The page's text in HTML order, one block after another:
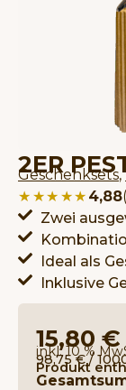
2ER
Geschenksets,
★★★★★
★★★★★ 4,88
Zwei
Ideal als
Inklusive
15,80 €
inkl. 10 %
98,75€/
Produkt